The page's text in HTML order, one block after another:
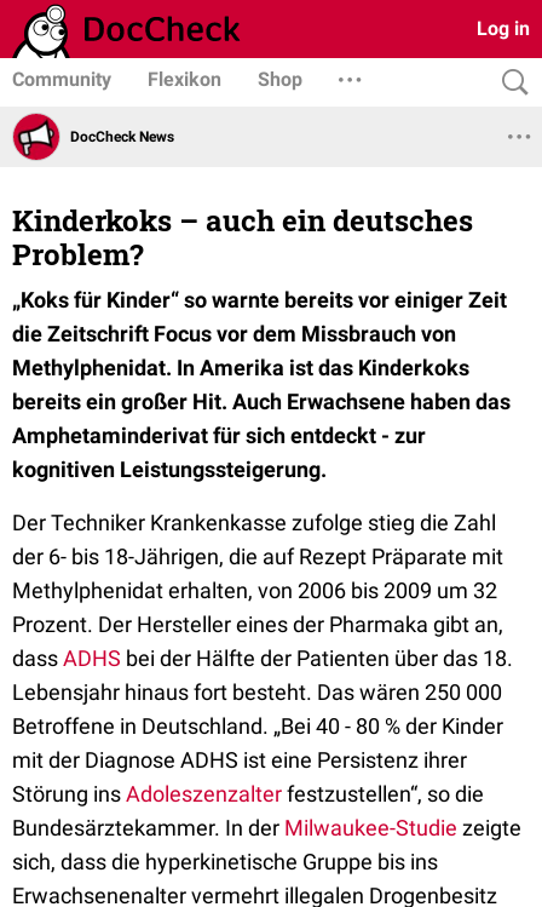
Log in
Community Flexikon Shop
DocCheck News
Kinderkoks – auch ein deutsches
Problem?
„Koks für Kinder“ so warnte bereits vor einiger Zeit
die Zeitschrift Focus vor dem Missbrauch von
Methylphenidat. In Amerika ist das Kinderkoks
bereits ein großer Hit. Auch Erwachsene haben das
Amphetaminderivat für sich entdeckt - zur
kognitiven Leistungssteigerung.
Der Techniker Krankenkasse zufolge stieg die Zahl
der 6- bis 18-Jährigen, die auf Rezept Präparate mit
Methylphenidat erhalten, von 2006 bis 2009 um 32
Prozent. Der Hersteller eines der Pharmaka gibt an,
dassADHS bei der Hälfte der Patienten über das 18.
Lebensjahr hinaus fort besteht. Das wären 250 000
Betroffene in Deutschland. „Bei 40 - 80 % der Kinder
mit der Diagnose ADHS ist eine Persistenz ihrer
Störung insAdoleszenzalterfestzustellen“, so die
Bundesärztekammer. In der Milwaukee-Studie zeigte
sich, dass die hyperkinetische Gruppe bis ins
Erwachsenenalter vermehrt illegalen Drogenbesitz